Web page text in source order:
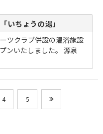
いちょうの湯」
ツクラブ併設の温浴施設
ンいたしました。 源泉
4 5